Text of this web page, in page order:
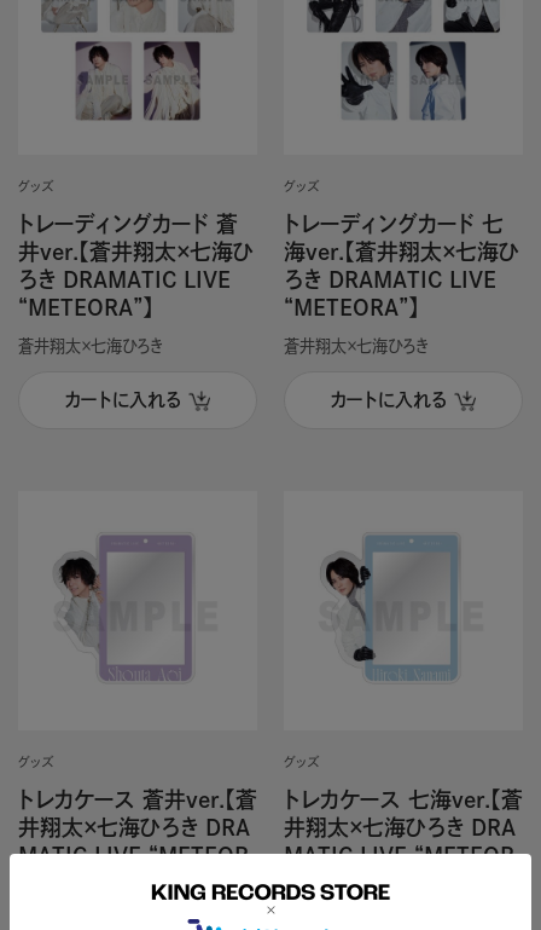
グッズ
トレーディングカード 蒼
井ver.【蒼井翔太×七海ひ
ろき DRAMATIC LIVE
“METEORA”】
蒼井翔太×七海ひろき
カートに入れる
グッズ
トレーディングカード 七
海ver.【蒼井翔太×七海ひ
ろき DRAMATIC LIVE
“METEORA”】
蒼井翔太×七海ひろき
カートに入れる
グッズ
トレカケース 蒼井ver.【蒼
井翔太×七海ひろき DRA
MATIC LIVE “METEOR
グッズ
トレカケース 七海ver.【蒼
井翔太×七海ひろき DRA
MATIC LIVE “METEOR
A”】